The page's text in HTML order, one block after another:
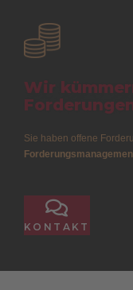
Wir
Sie haben offene
KONTAKT